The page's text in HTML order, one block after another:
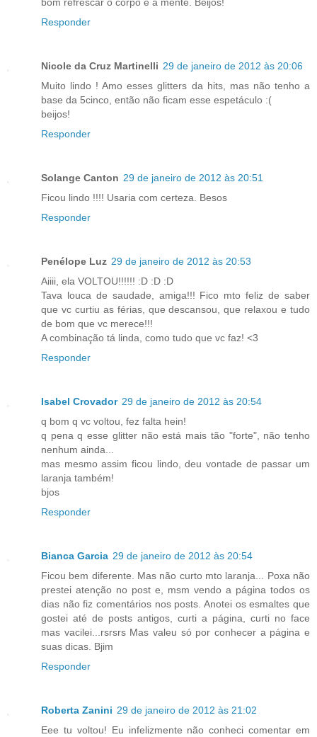
Responder
Nicole da Cruz Martinelli 29 de janeiro de 2012 às 20:06
Muito lindo ! Amo esses glitters da hits, mas não tenho a
base da 5cinco, então não ficam esse espetáculo :(
beijos!
Responder
Solange Canton 29 de janeiro de 2012 às 20:51
Ficou lindo !!!! Usaria com certeza. Besos
Responder
Penélope Luz 29 de janeiro de 2012 às 20:53
Aiiii, ela VOLTOU!!!!!! :D :D :D
Tava louca de saudade, amiga!!! Fico mto feliz de saber
que vc curtiu as férias, que descansou, que relaxou e tudo
de bom que vc merece!!!
A combinação tá linda, como tudo que vc faz! <3
Responder
Isabel Crovador 29 de janeiro de 2012 às 20:54
q bom q vc voltou, fez falta hein!
q pena q esse glitter não está mais tão "forte", não tenho
nenhum ainda...
mas mesmo assim ficou lindo, deu vontade de passar um
laranja também!
bjos
Responder
Bianca Garcia 29 de janeiro de 2012 às 20:54
Ficou bem diferente. Mas não curto mto laranja... Poxa não
prestei atenção no post e, msm vendo a página todos os
dias não fiz comentários nos posts. Anotei os esmaltes que
gostei até de posts antigos, curti a página, curti no face
mas vacilei...rsrsrs Mas valeu só por conhecer a página e
suas dicas. Bjim
Responder
Roberta Zanini 29 de janeiro de 2012 às 21:02
Eee tu voltou! Eu infelizmente não conheci comentar em